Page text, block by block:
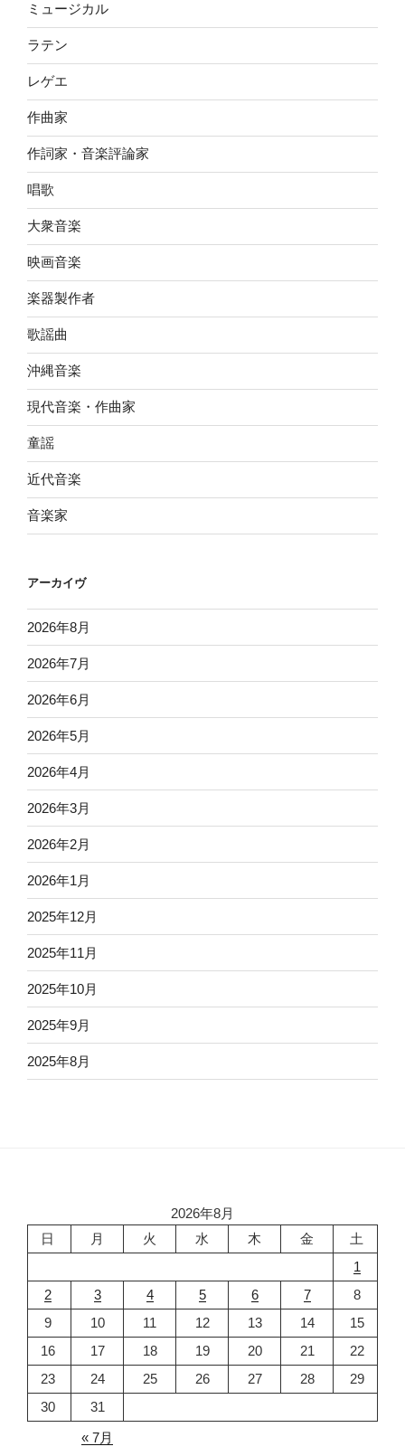
ミュージカル
ラテン
レゲエ
作曲家
作詞家・音楽評論家
唱歌
大衆音楽
映画音楽
楽器製作者
歌謡曲
沖縄音楽
現代音楽・作曲家
童謡
近代音楽
音楽家
アーカイヴ
2026年8月
2026年7月
2026年6月
2026年5月
2026年4月
2026年3月
2026年2月
2026年1月
2025年12月
2025年11月
2025年10月
2025年9月
2025年8月
2026年8月
日
月 火 水 木 金
土
1
2
3 4 5 6 7
8
9
10 11 12 13 14
15
16
17 18 19 20 21
22
23
24 25 26 27 28
29
30
31
« 7月